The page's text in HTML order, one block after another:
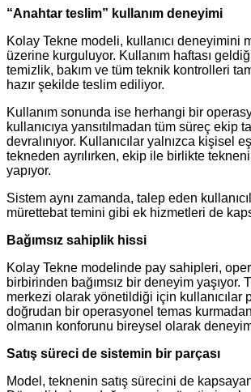
“Anahtar teslim” kullanım deneyimi
Kolay Tekne modeli, kullanıcı deneyimini
üzerine kurguluyor. Kullanım haftası
temizlik, bakım ve tüm teknik kontrolleri
hazır şekilde teslim ediliyor.
Kullanım sonunda ise herhangi bir
kullanıcıya yansıtılmadan tüm süreç ekip
devralınıyor. Kullanıcılar yalnızca kişisel
tekneden ayrılırken, ekip ile birlikte
yapıyor.
Sistem aynı zamanda, talep eden
mürettebat temini gibi ek hizmetleri de
Bağımsız sahiplik hissi
Kolay Tekne modelinde pay sahipleri,
birbirinden bağımsız bir deneyim yaşıyor.
merkezi olarak yönetildiği için kullanıcılar
doğrudan bir operasyonel temas
olmanın konforunu bireysel olarak
Satış süreci de sistemin bir parçası
Model, teknenin satış sürecini de